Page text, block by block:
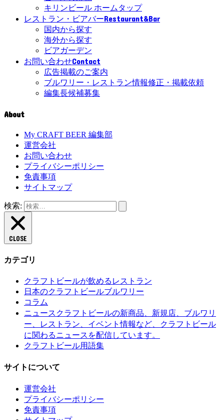
キリンビール ホームタップ
レストラン・ビアバーRestaurant&Bar
国内から探す
海外から探す
ビアガーデン
お問い合わせContact
広告掲載のご案内
ブルワリー・レストラン情報修正・掲載依頼
編集長候補募集
About
My CRAFT BEER 編集部
運営会社
お問い合わせ
プライバシーポリシー
免責事項
サイトマップ
検索:
CLOSE
カテゴリ
クラフトビールが飲めるレストラン
日本のクラフトビールブルワリー
コラム
ニュース クラフトビールの新商品、新規店、ブルワリ
ー、レストラン、イベント情報など、クラフトビール
に関わるニュースを配信しています。
クラフトビール用語集
サイトについて
運営会社
プライバシーポリシー
免責事項